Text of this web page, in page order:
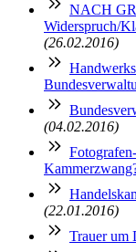
NACH
Widerspruch/
(26.02.2016)
(04.02.2016)
(22.01.2016)
Trauer um